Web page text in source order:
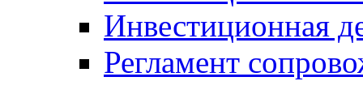
Инвестиционная
Регламент